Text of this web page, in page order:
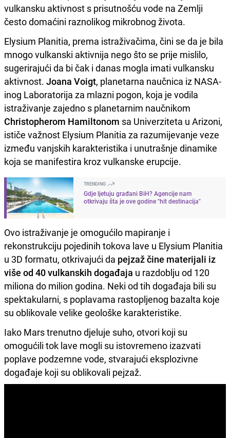
vulkansku aktivnost s prisutnošću vode na Zemlji
često domaćini raznolikog mikrobnog života.
Elysium Planitia, prema istraživačima, čini se da je bila
mnogo vulkanski aktivnija nego što se prije mislilo,
sugerirajući da bi čak i danas mogla imati vulkansku
aktivnost. Joana Voigt, planetarna naučnica iz NASA-
inog Laboratorija za mlazni pogon, koja je vodila
istraživanje zajedno s planetarnim naučnikom
Christopherom Hamiltonom sa Univerziteta u Arizoni,
ističe važnost Elysium Planitia za razumijevanje veze
između vanjskih karakteristika i unutrašnje dinamike
koja se manifestira kroz vulkanske erupcije.
TRENDING
Gdje ljetuju građani BiH? Agencije nam
otkrivaju šta je ove godine "hit destinacija"
Ovo istraživanje je omogućilo mapiranje i
rekonstrukciju pojedinih tokova lave u Elysium Planitia
u 3D formatu, otkrivajući da pejzaž čine materijali iz
više od 40 vulkanskih događaja u razdoblju od 120
miliona do milion godina. Neki od tih događaja bili su
spektakularni, s poplavama rastopljenog bazalta koje
su oblikovale velike geološke karakteristike.
Iako Mars trenutno djeluje suho, otvori koji su
omogućili tok lave mogli su istovremeno izazvati
poplave podzemne vode, stvarajući eksplozivne
događaje koji su oblikovali pejzaž.